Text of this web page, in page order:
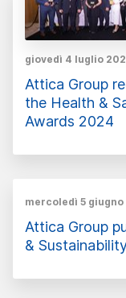
giovedì 4 luglio
Attica Group
the Health &
Awards 2024
mercoledì 5 giugno
Attica Group
&